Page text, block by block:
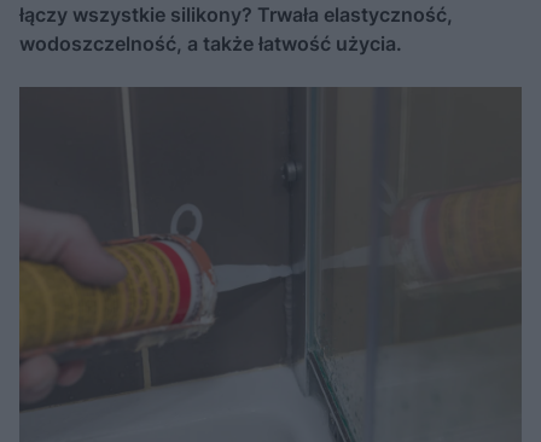
łączy wszystkie silikony? Trwała elastyczność,
wodoszczelność, a także łatwość użycia.